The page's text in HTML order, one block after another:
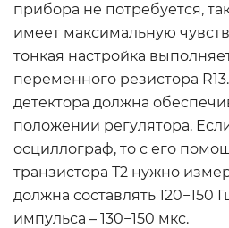
прибора не потребуется,
имеет максимальную
тонкая настройка
переменного резистора
детектора должна
положении регулятора.
осциллограф, то с его
транзистора Т2 нужно
должна составлять 120−150
импульса – 130−150 мкс.